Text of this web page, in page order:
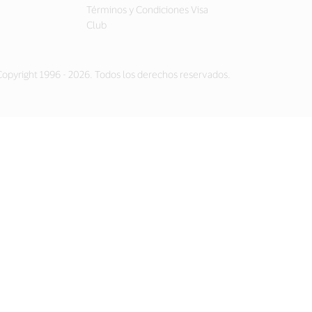
Términos y Condiciones Visa
Club
1996 - 2026. Todos los derechos reservados.